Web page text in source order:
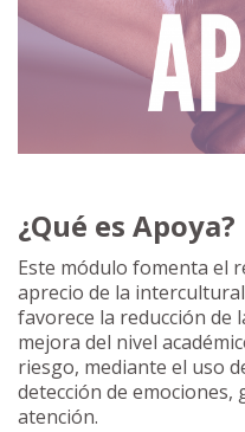
¿Qué es Apoya?
Este módulo fomenta el
aprecio de la
favorece la reducción de
mejora del nivel
riesgo, mediante el uso
detección de emociones,
atención.